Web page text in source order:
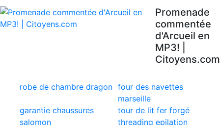
Promenade
commentée
d'Arcueil en
MP3! |
Citoyens.com
robe de chambre dragon four des navettes
marseille
garantie chaussures
salomon
tour de lit fer forgé
threading epilation